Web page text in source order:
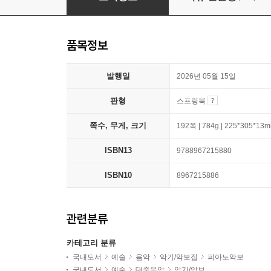
품목정보
발행일 2026년 05월 15일
판형 스프링북
쪽수, 무게, 크기 192쪽 | 784g |
ISBN13 9788967215880
ISBN10 8967215886
관련분류
카테고리 분류
국내도서 예술 음악 악기/악보집
피아노악보